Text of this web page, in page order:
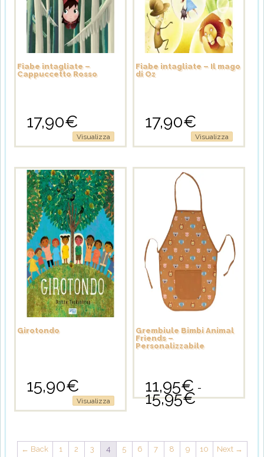
Fiabe intagliate –
Cappuccetto Rosso
17,90€
Visualizza
Fiabe intagliate – Il mago
di Oz
17,90€
Visualizza
Girotondo
15,90€
Visualizza
Grembiule Bimbi Animal
Friends –
Personalizzabile
11,95€ -
15,95€Fascia
11,95€
a
Questo
prodotto
varianti.
Le
← Back 1 2 3 4 5 6 7 8 9 10 Next →